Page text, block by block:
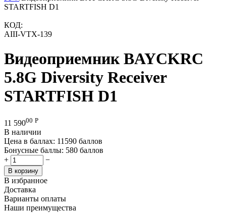
STARTFISH D1
КОД:
AIII-VTX-139
Видеоприемник BAYCKRC
5.8G Diversity Receiver
STARTFISH D1
11 59000 Р
В наличии
Цена в баллах: 11590 баллов
Бонусные баллы: 580 баллов
+
−
В корзину
В избранное
Доставка
Варианты оплаты
Наши преимущества